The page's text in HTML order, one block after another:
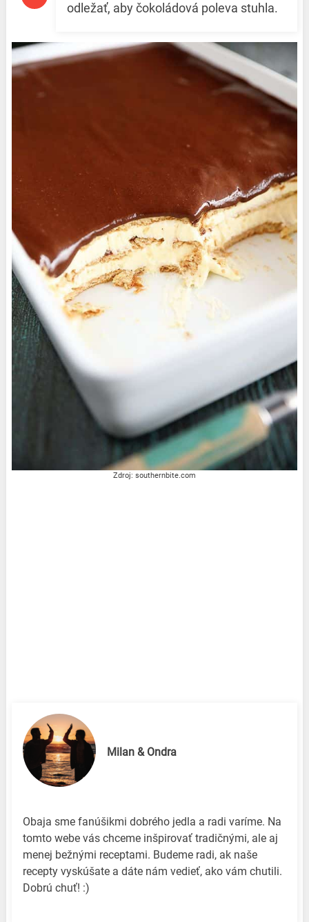
odležať, aby čokoládová poleva stuhla.
Zdroj: southernbite.com
Milan & Ondra
Obaja sme fanúšikmi dobrého jedla a radi varíme. Na
tomto webe vás chceme inšpirovať tradičnými, ale aj
menej bežnými receptami. Budeme radi, ak naše
recepty vyskúšate a dáte nám vedieť, ako vám chutili.
Dobrú chuť! :)